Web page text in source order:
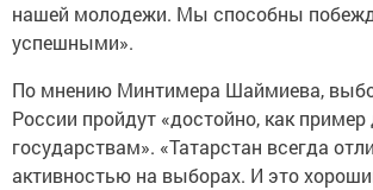
нашей молодежи. Мы способны
успешными».
По мнению Минтимера Шаймиева,
России пройдут «достойно, как пример
государствам». «Татарстан всегда
активностью на выборах. И это